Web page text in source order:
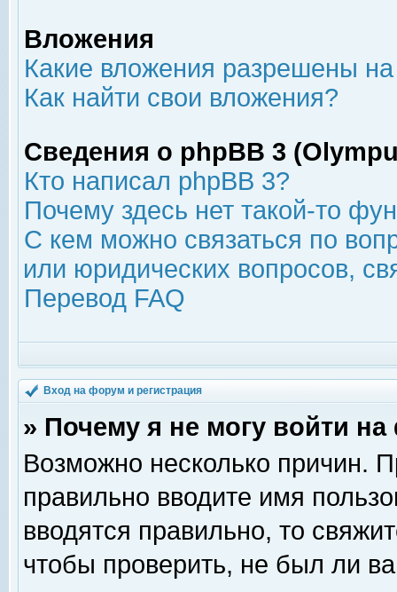
Вложения
Какие вложения разрешены
Как найти свои вложения?
Сведения о phpBB 3
Кто написал phpBB 3?
Почему здесь нет такой-то
С кем можно связаться по
или юридических вопросов,
Перевод FAQ
Вход на форум и регистрация
» Почему я не могу войти
Возможно несколько причин.
правильно вводите имя
вводятся правильно, то
чтобы проверить, не был ли